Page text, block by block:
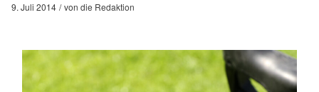
9. Juli 2014 von die Redaktion